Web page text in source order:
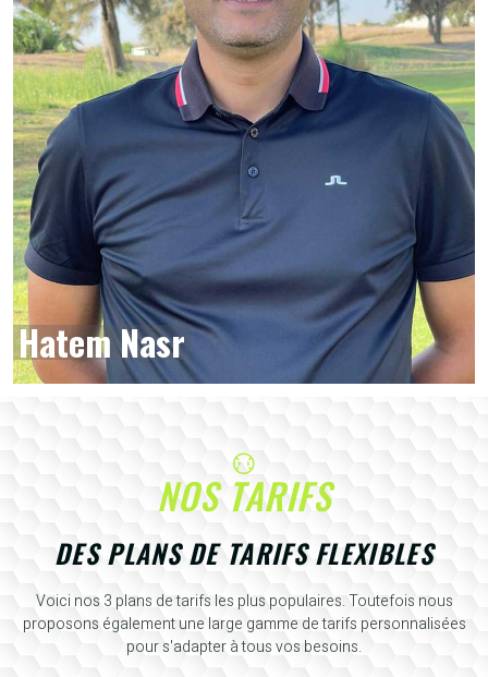
Hatem Nasr
NOS TARIFS
DES PLANS DE TARIFS FLEXIBLES
Voici nos 3 plans de tarifs les plus populaires. Toutefois nous
proposons également une large gamme de tarifs personnalisées
pour s'adapter à tous vos besoins.